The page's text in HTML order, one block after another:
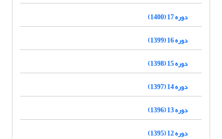
دوره 17 (1400)
دوره 16 (1399)
دوره 15 (1398)
دوره 14 (1397)
دوره 13 (1396)
دوره 12 (1395)